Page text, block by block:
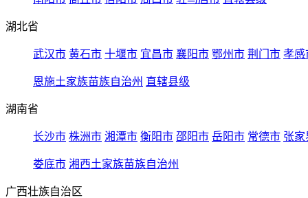
湖北省
武汉市 黄石市 十堰市 宜昌市 襄阳市 鄂州市 荆门市 孝感
恩施土家族苗族自治州 直辖县级
湖南省
长沙市 株洲市 湘潭市 衡阳市 邵阳市 岳阳市 常德市 张家
娄底市 湘西土家族苗族自治州
广西壮族自治区